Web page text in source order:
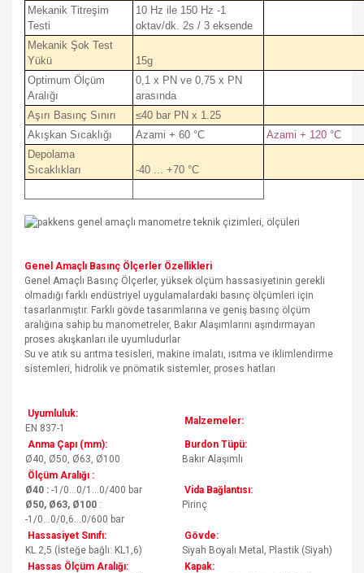
Mekanik Titreşim
Testi
10 Hz ile 150 Hz -1
oktav/dk. 2s / 3 eksende
Mekanik Şok Test
Yükü
15g
Optimum Ölçüm
Aralığı
0,1 x PN ve 0,75 x PN
arasında
Aşırı Basınç Sınırı
≤40 bar PN x 1.25
Akışkan Sıcaklığı
Azami + 60 °C
Azami + 120 °C
Depolama
Sıcaklıkları
-40 ... +70 °C
Genel Amaçlı Basınç Ölçerler Özellikleri
Genel Amaçlı Basınç Ölçerler, yüksek ölçüm hassasiyetinin gerekli
olmadığı farklı endüstriyel uygulamalardaki basınç ölçümleri için
tasarlanmıştır. Farklı gövde tasarımlarına ve geniş basınç ölçüm
aralığına sahip bu manometreler, Bakır Alaşımlarını aşındırmayan
proses akışkanları ile uyumludurlar
Su ve atık su arıtma tesisleri, makine imalatı, ısıtma ve iklimlendirme
sistemleri, hidrolik ve pnömatik sistemler, proses hatları
Uyumluluk:
EN 837-1
Malzemeler:
Anma Çapı (mm):
Ø40, Ø50, Ø63, Ø100
Burdon Tüpü:
Bakır Alaşımlı
Ölçüm Aralığı :
Ø40 : -1/0...0/1...0/400 bar
Ø50, Ø63, Ø100 :
-1/0...0/0,6...0/600 bar
Vida Bağlantısı:
Pirinç
Hassasiyet Sınıfı:
KL 2,5 (İsteğe bağlı: KL1,6)
Gövde:
Siyah Boyalı Metal, Plastik (Siyah)
Hassas Ölçüm Aralığı:
Kapak: